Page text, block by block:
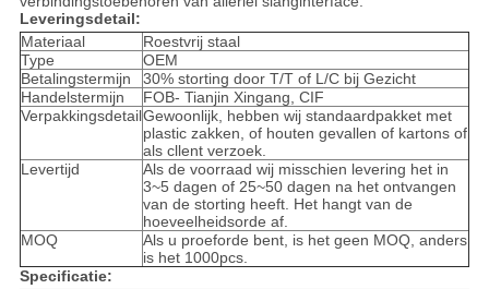
Leveringsdetail:
Materiaal
Roestvrij staal
Type
OEM
Betalingstermijn
30% storting door T/T of L/C bij Gezicht
Handelstermijn
FOB- Tianjin Xingang, CIF
VerpakkingsdetailGewoonlijk, hebben wij standaardpakket met
plastic zakken, of houten gevallen of kartons of
als cllent verzoek.
Levertijd
Als de voorraad wij misschien levering het in
3~5 dagen of 25~50 dagen na het ontvangen
van de storting heeft. Het hangt van de
hoeveelheidsorde af.
MOQ
Als u proeforde bent, is het geen MOQ, anders
is het 1000pcs.
Specificatie: